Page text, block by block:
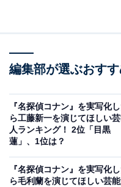
高評価を得ています。
告犯相手に、名推理で
時限爆弾を止めるため
迫られる緊迫のクライ
編集部が選ぶおす
『名探偵コナン』を実写化
ら工藤新一を演じてほしい
人ランキング！ 2位「目黒
蓮」、1位は？
『名探偵コナン』を実写化
ら毛利蘭を演じてほしい芸能